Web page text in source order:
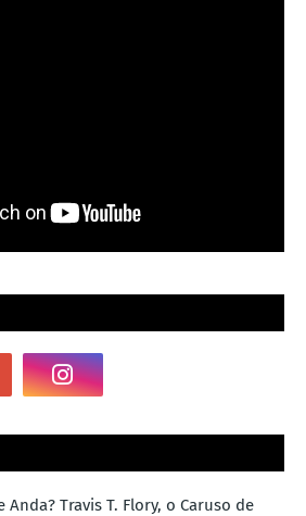
Anda? Travis T. Flory, o Caruso de